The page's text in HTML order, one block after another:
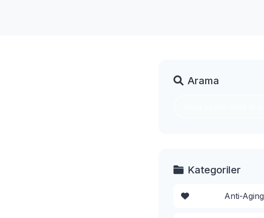
Arama
Kategoriler
Anti-Aging